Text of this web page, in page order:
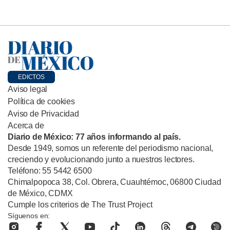
EDICTOS
Aviso legal
Política de cookies
Aviso de Privacidad
Acerca de
Diario de México: 77 años informando al país.
Desde 1949, somos un referente del periodismo nacional,
creciendo y evolucionando junto a nuestros lectores.
Teléfono: 55 5442 6500
Chimalpopoca 38, Col. Obrera, Cuauhtémoc, 06800 Ciudad
de México, CDMX
Cumple los criterios de The Trust Project
Síguenos en: